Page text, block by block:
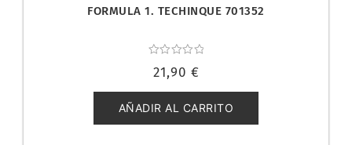
FORMULA 1. TECHINQUE 701352
con
de
5
21,90 €
AÑADIR AL CARRITO